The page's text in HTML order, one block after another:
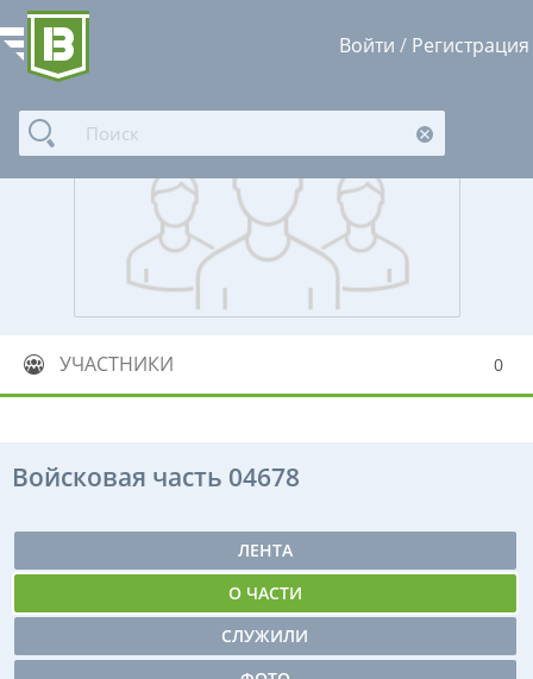
Войти / Регистрация
УЧАСТНИКИ 0
Войсковая часть 04678
ЛЕНТА
О ЧАСТИ
СЛУЖИЛИ